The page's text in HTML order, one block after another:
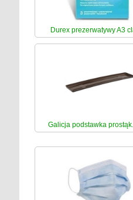
Durex prezerwatywy A3
Galicja podstawka